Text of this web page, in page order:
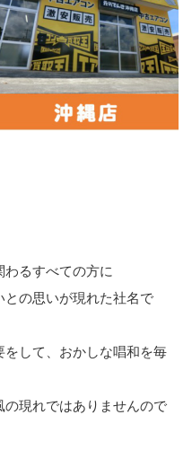
わるすべての方に
との思いが現れた社名で
して、おかしな唱和を毎
現れではありませんので